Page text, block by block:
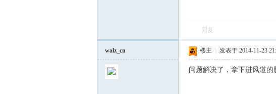
回复
walz_cn 楼主 发表于 2014-11-23
问题解决了，拿下进风道的